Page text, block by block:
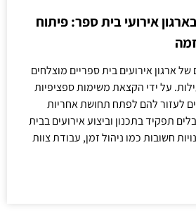
אירועי בית ספר: פיתוח
ארגון אירועים בית ספריים מוצלחים
על ידי הקצאת משימות ספציפיות
לעזור להם לפתח תחושת אחריות
תפקיד בתכנון וביצוע אירועים בבית
חשובות כמו ניהול זמן, עבודת צוות